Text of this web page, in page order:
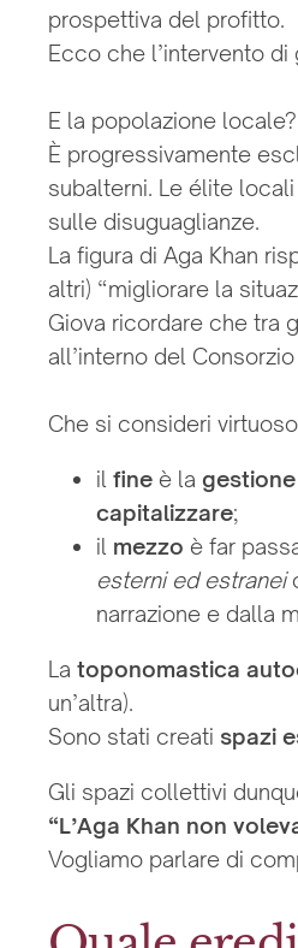
prospettiva del profitto.
Ecco che l’intervento di
E la popolazione locale?
È progressivamente
subalterni. Le élite
sulle disuguaglianze.
La figura di Aga Khan
altri) “migliorare la
Giova ricordare che tra
all’interno del
Che si consideri
il fine è la
capitalizzare;
il mezzo è far
esterni ed estranei
narrazione e dalla
La toponomastica
un’altra).
Sono stati creati spazi
Gli spazi collettivi
“L’Aga Khan non
Vogliamo parlare di